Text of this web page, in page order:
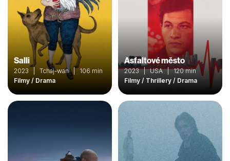
Salli
2023 | Tchaj-wan | 106 min
Filmy / Drama
Asfaltové město
2023 | USA | 120 min
Filmy / Thrillery / Drama